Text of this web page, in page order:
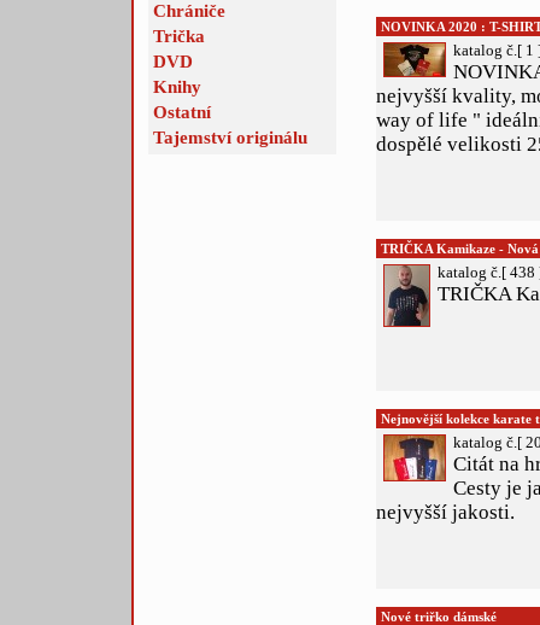
Chrániče
Trička
DVD
Knihy
Ostatní
Tajemství originálu
NOVINKA 2020 : T-
katalog č.[ 1
nejvyšší kvality,
way of life "
dospělé velikosti
TRIČKA Kamikaze - Nová
katalog č.[ 438
TRIČKA
Nejnovější kolekce karate
katalog č.[
Citát na
Cesty je
nejvyšší jakosti.
Nové triřko dámské